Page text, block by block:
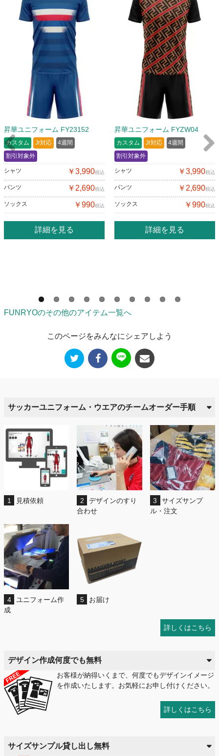
昇華ユニフォーム FY23152
カスタム Jr対応
4週間
割引対象外
シャツ ￥3,990税込
パンツ ￥2,690税込
ソックス ￥990税込
詳細を見る
昇華ユニフォーム FYZW04
カスタム Jr対応
4週間
割引対象外
シャツ ￥3,990税込
パンツ ￥2,690税込
ソックス ￥990税込
詳細を見る
Previous
FUNRYOのその他のアイテム一覧へ
このページをみんなにシェアしよう
サッカーユニフォーム・ウエアのチームオーダー手順
1 見積依頼 2
デザインのすり
合わせ
3
サイズサンプ
ル・注文
4
ユニフォーム作
成
5 お届け
詳しくはこちら
デザイン作成何度でも無料
お客様が納得いくまで、何度でもデザインイメージ
を作成いたします。お気軽にお申し付けください。
詳しくはこちら
サイズサンプル貸し出し無料